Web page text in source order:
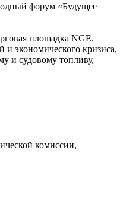
форум «Будущее
площадка NGE.
экономического кризиса,
и судовому топливу,
комиссии,